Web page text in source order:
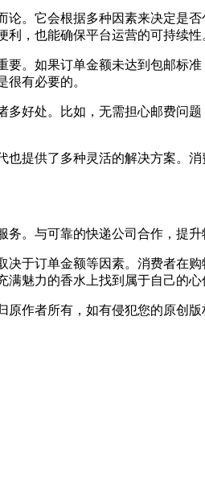
论。它会根据多种因素来决定是
，也能确保平台运营的可持续性
要。如果订单金额未达到包邮标
有必要的。
多好处。比如，无需担心邮费问
也提供了多种灵活的解决方案。
务。与可靠的快递公司合作，提
决于订单金额等因素。消费者在
魅力的香水上找到属于自己的心
作者所有，如有侵犯您的原创版